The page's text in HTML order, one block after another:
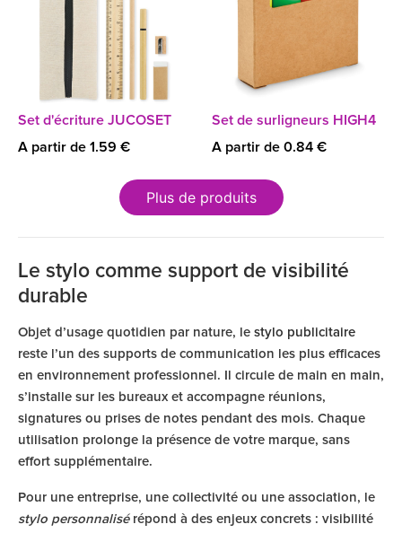
Set d'écriture JUCOSET
A partir de 1.59 €
Set de surligneurs HIGH4
A partir de 0.84 €
Plus de produits
Le stylo comme support de visibilité
durable
Objet d’usage quotidien par nature, le stylo publicitaire
reste l’un des supports de communication les plus efficaces
en environnement professionnel. Il circule de main en main,
s’installe sur les bureaux et accompagne réunions,
signatures ou prises de notes pendant des mois. Chaque
utilisation prolonge la présence de votre marque, sans
effort supplémentaire.
Pour une entreprise, une collectivité ou une association, le
stylo personnalisérépond à des enjeux concrets : visibilité